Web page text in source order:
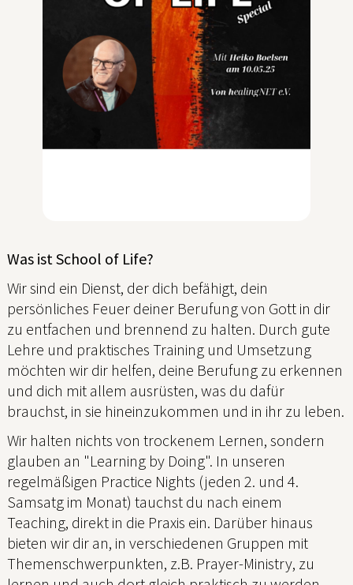
Was ist School of Life?
Wir sind ein Dienst, der dich befähigt, dein
persönliches Feuer deiner Berufung von Gott in dir
zu entfachen und brennend zu halten. Durch gute
Lehre und praktisches Training und Umsetzung
möchten wir dir helfen, deine Berufung zu erkennen
und dich mit allem ausrüsten, was du dafür
brauchst, in sie hineinzukommen und in ihr zu leben.
Wir halten nichts von trockenem Lernen, sondern
glauben an "Learning by Doing". In unseren
regelmäßigen Practice Nights (jeden 2. und 4.
Samsatg im Monat) tauchst du nach einem
Teaching, direkt in die Praxis ein. Darüber hinaus
bieten wir dir an, in verschiedenen Gruppen mit
Themenschwerpunkten, z.B. Prayer-Ministry, zu